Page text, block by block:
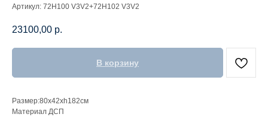
Артикул: 72H100 V3V2+72H102 V3V2
23100,00 р.
В корзину
Размер:80x42xh182см
Материал ДСП